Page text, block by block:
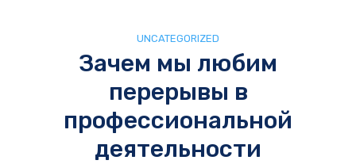
UNCATEGORIZED
Зачем мы любим
перерывы в
профессиональной
деятельности